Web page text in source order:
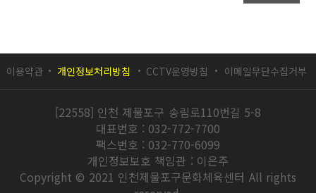
이용약관 개인정보처리방침 CCTV운영방침 이메일무단수집거부
[22558] 인천 제물포구 송림로110번길 5-8
대표번호 : 032-772-7700
팩스번호 : 032-770-6099
개인정보보호 책임관 : 이은주
Copyright © 2021 인천제물포구문화체육센터 All rights